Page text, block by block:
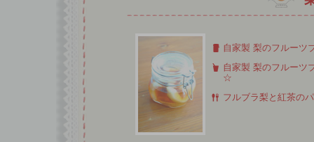
自家製 梨のフルーツ
自家製 梨のフルーツ
☆
フルブラ梨と紅茶の